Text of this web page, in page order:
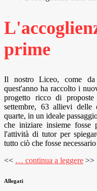
prime
Il nostro Liceo, come da
quest'anno ha raccolto i
progetto ricco di
settembre, 63 allievi
quarte, in un ideale
che iniziare insieme fosse
l'attività di tutor per
tutto ciò che fosse
<< … continua a leggere >>
Allegati